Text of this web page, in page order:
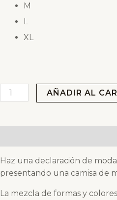
M
L
XL
AÑADIR AL
Haz una declaración de
presentando una camisa de
La mezcla de formas y